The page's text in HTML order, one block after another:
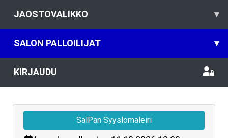
JAOSTOVALIKKO ▾
SALON PALLOILIJAT ▾
KIRJAUDU
SalPan Syyslomaleiri